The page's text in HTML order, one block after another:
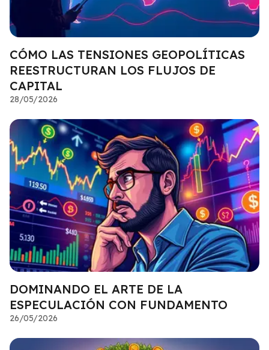
CÓMO LAS TENSIONES GEOPOLÍTICAS
REESTRUCTURAN LOS FLUJOS DE
CAPITAL
28/05/2026
DOMINANDO EL ARTE DE LA
ESPECULACIÓN CON FUNDAMENTO
26/05/2026